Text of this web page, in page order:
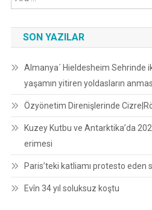
SON YAZILAR
Almanya´ Hieldesheim Sehrinde
yaşamın yitiren yoldasların
Özyönetim Direnişlerinde
Kuzey Kutbu ve Antarktika’da
erimesi
Paris’teki katliamı protesto eden
Evîn 34 yıl soluksuz koştu